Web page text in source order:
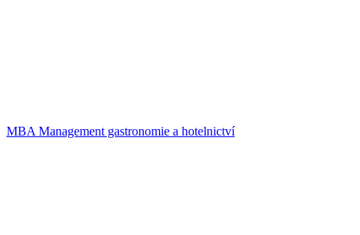
MBA Management gastronomie a hotelnictví